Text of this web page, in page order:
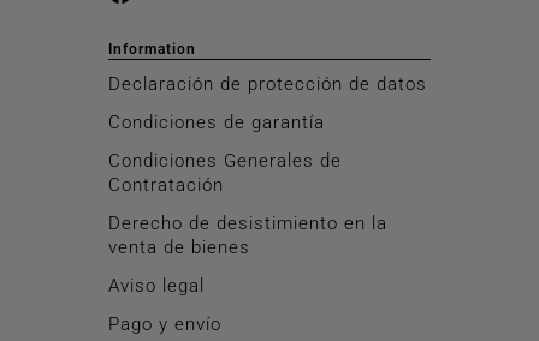
Information
Declaración de protección de datos
Condiciones de garantía
Condiciones Generales de
Contratación
Derecho de desistimiento en la
venta de bienes
Aviso legal
Pago y envío